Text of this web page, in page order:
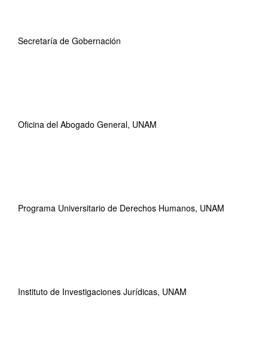
Secretaría de Gobernación
Oficina del Abogado General, UNAM
Programa Universitario de Derechos Humanos, UNAM
Instituto de Investigaciones Jurídicas, UNAM